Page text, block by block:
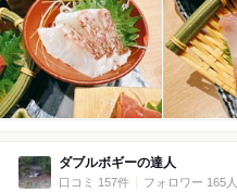
ダブルボギーの達人
口コミ 157件 フォロワー 165人